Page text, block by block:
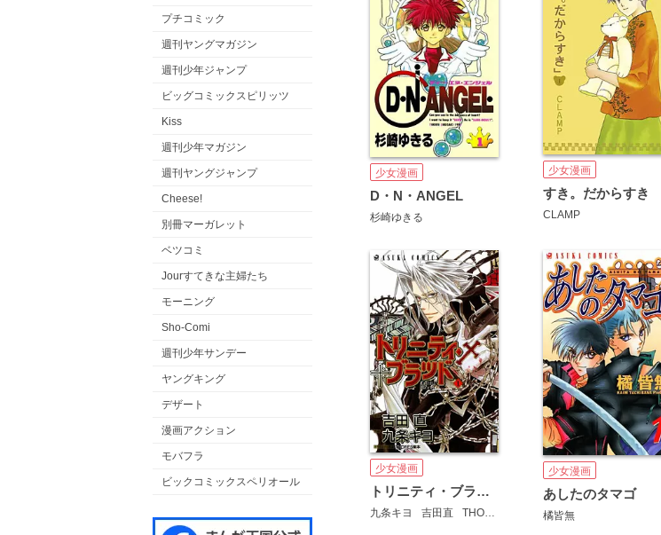
プチコミック
週刊ヤングマガジン
週刊少年ジャンプ
ビッグコミックスピリッツ
Kiss
週刊少年マガジン
週刊ヤングジャンプ
Cheese!
別冊マーガレット
ベツコミ
Jourすてきな主婦たち
モーニング
Sho-Comi
週刊少年サンデー
ヤングキング
デザート
漫画アクション
モバフラ
ビックコミックスペリオール
少女漫画
D・N・ANGEL
杉崎ゆきる
少女漫画
すき。だからすき
CLAMP
少女漫画
トリニティ・ブラッド
九条キヨ 吉田直 THORES柴本
少女漫画
あしたのタマゴ
橘皆無